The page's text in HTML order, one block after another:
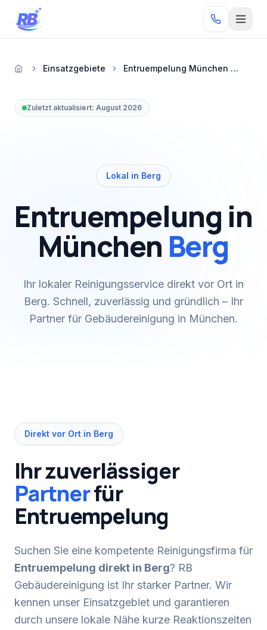
Zum Inhalt springen
RB
StartseiteEinsatzgebiete Entruempelung München Berg
Zuletzt aktualisiert: August 2026
Lokal in Berg
Entruempelung in
München Berg
Ihr lokaler Reinigungsservice direkt vor Ort in
Berg. Schnell, zuverlässig und gründlich – Ihr
Partner für Gebäudereinigung in München.
Direkt vor Ort in Berg
Ihr zuverlässiger
Partnerfür
Entruempelung
Suchen Sie eine kompetente Reinigungsfirma für
Entruempelung direkt in Berg? RB
Gebäudereinigung ist Ihr starker Partner. Wir
kennen unser Einsatzgebiet und garantieren
durch unsere lokale Nähe kurze Reaktionszeiten